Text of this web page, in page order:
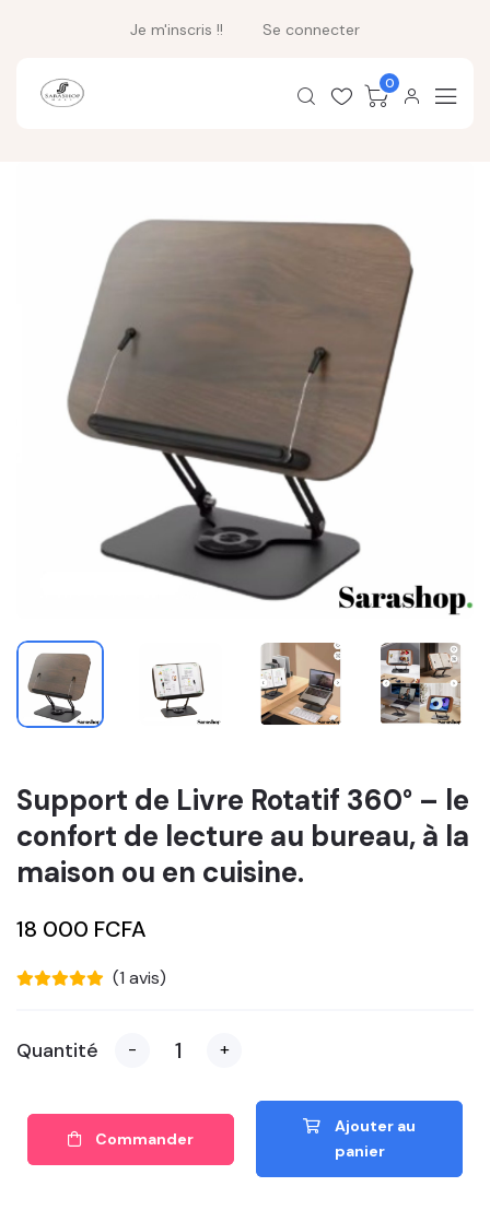
Je m'inscris !! Se connecter
0
Support de Livre Rotatif 360° – le
confort de lecture au bureau, à la
maison ou en cuisine.
18 000 FCFA
(1 avis)
Quantité - +
Commander
Ajouter au
panier